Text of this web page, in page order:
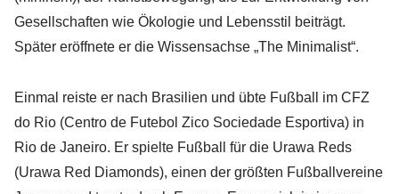
Gesellschaften wie Ökologie und Lebensstil beiträgt.
Später eröffnete er die Wissensachse „The Minimalist“.
Einmal reiste er nach Brasilien und übte Fußball im CFZ
do Rio (Centro de Futebol Zico Sociedade Esportiva) in
Rio de Janeiro. Er spielte Fußball für die Urawa Reds
(Urawa Red Diamonds), einen der größten Fußballvereine